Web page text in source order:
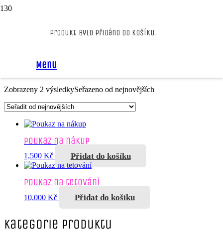
Produkt bylo přidáno do košíku.
Menu
Dárkové poukazy
Dárkové poukazy na nákup.
Zobrazeny 2 výsledkySeřazeno od nejnovějších
Poukaz na nákup
1,500 Kč Přidat do košíku
Poukaz na tetování
10,000 Kč Přidat do košíku
Kategorie produktu